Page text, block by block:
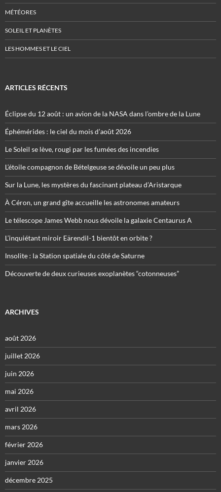
MÉTÉORES
SOLEIL ET PLANÈTES
LES HOMMES ET LE CIEL
ARTICLES RÉCENTS
Éclipse du 12 août : un avion de la NASA dans l’ombre de la Lune
Éphémérides : le ciel du mois d’août 2026
Le Soleil se lève, rougi par les fumées des incendies
L’étoile compagnon de Bételgeuse se dévoile un peu plus
Sur la Lune, les mystères du fascinant plateau d’Aristarque
À Céron, un grand gîte accueille les astronomes amateurs
Le télescope James Webb nous dévoile la galaxie Centaurus A
L’inquiétant miroir Eärendil-1 bientôt en orbite ?
Insolite : la Station spatiale du côté de Saturne
Découverte de deux curieuses exoplanètes “cotonneuses”
ARCHIVES
août 2026
juillet 2026
juin 2026
mai 2026
avril 2026
mars 2026
février 2026
janvier 2026
décembre 2025